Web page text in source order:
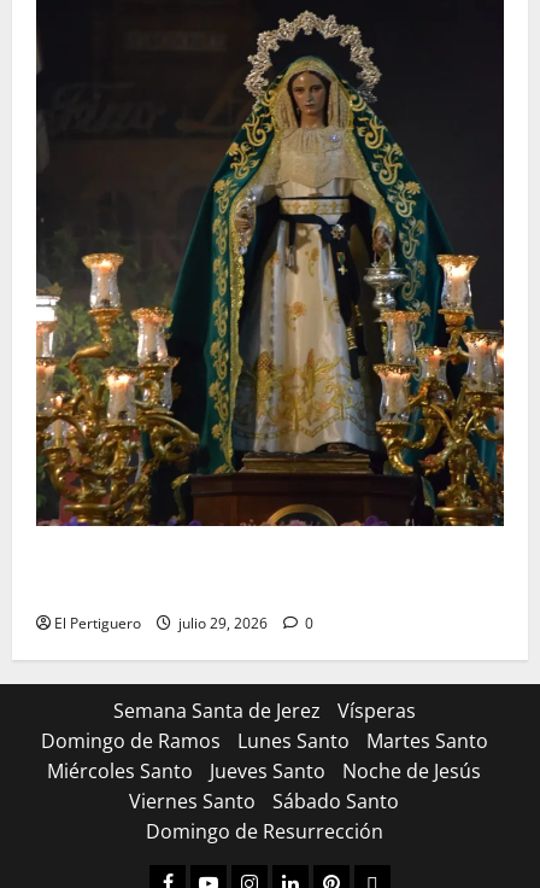
El Pertiguero julio 29, 2026 0
Semana Santa de Jerez
Vísperas
Domingo de Ramos
Lunes Santo
Martes Santo
Miércoles Santo
Jueves Santo
Noche de Jesús
Viernes Santo
Sábado Santo
Domingo de Resurrección
Facebook
YoutubeInstagram
LinkedPinterestDribbble